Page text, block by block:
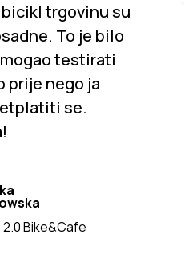
trgovinu su
To je bilo
testirati
prije nego ja
se.
Bike&Cafe